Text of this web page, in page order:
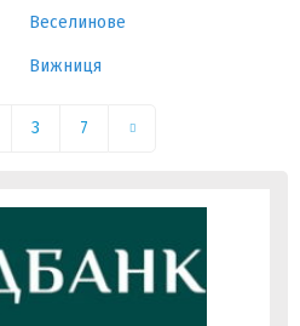
Веселинове
Вижниця
3 7